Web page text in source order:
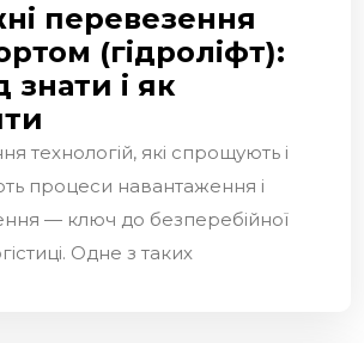
перевезення
(гідроліфт):
знати і як
технологій, які спрощують і
процеси навантаження і
— ключ до безперебійної
Одне з таких